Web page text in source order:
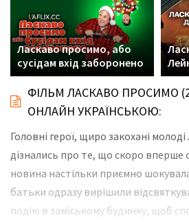
Ласкаво просимо, або
сусідам вхід заборонено
ФІЛЬМ ЛАСКАВО ПРОСИМО
ОНЛАЙН УКРАЇНСЬКОЮ:
Головні герої, щиро закохані
дізнались про те, що скоро вперше
новина настільки приємно
батьки одразу вирішили
подію в заміському будинку, щоб